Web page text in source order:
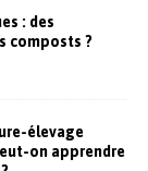
: des
composts ?
élevage
on apprendre